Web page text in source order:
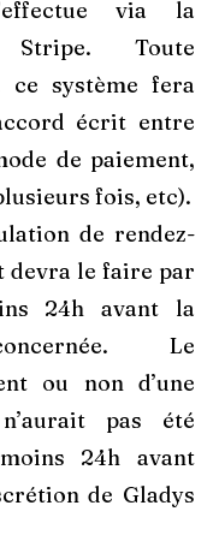
via la
Stripe. Toute
ce système fera
écrit entre
de paiement,
fois, etc).
de rendez-
devra le faire par
24h avant la
Le
ou non d’une
pas été
24h avant
de Gladys